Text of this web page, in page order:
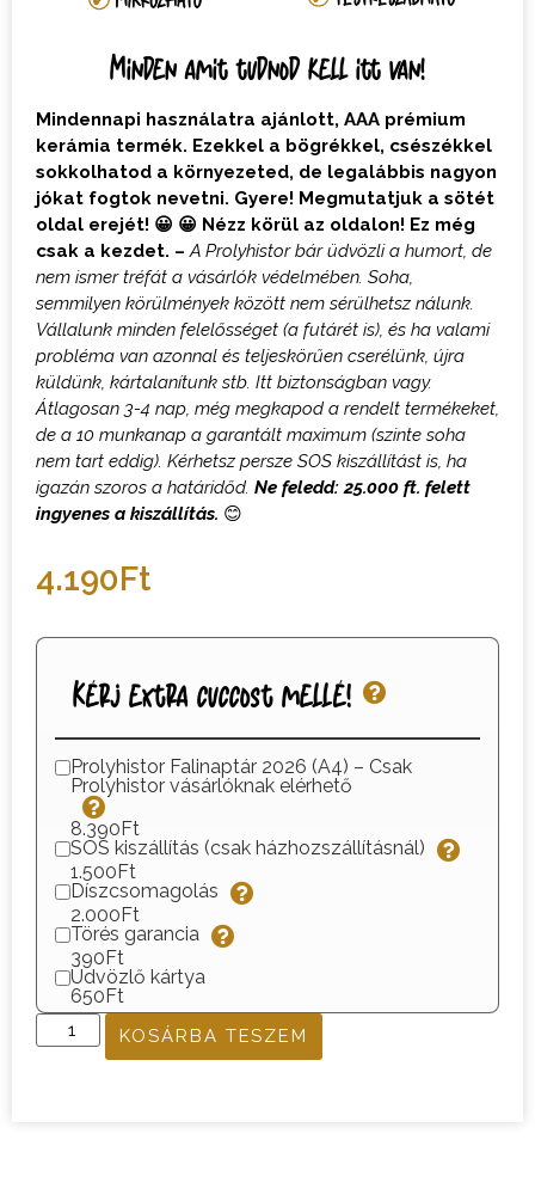
Minden amit tudnod kell itt van!
Mindennapi használatra ajánlott, AAA prémium
kerámia termék. Ezekkel a bögrékkel, csészékkel
sokkolhatod a környezeted, de legalábbis nagyon
jókat fogtok nevetni. Gyere! Megmutatjuk a sötét
oldal erejét! 😀 😀 Nézz körül az oldalon! Ez még
csak a kezdet. –A Prolyhistor bár üdvözli a humort, de
nem ismer tréfát a vásárlók védelmében. Soha,
semmilyen körülmények között nem sérülhetsz nálunk.
Vállalunk minden felelősséget (a futárét is), és ha valami
probléma van azonnal és teljeskörűen cserélünk, újra
küldünk, kártalanítunk stb. Itt biztonságban vagy.
Átlagosan 3-4 nap, még megkapod a rendelt termékeket,
de a 10 munkanap a garantált maximum (szinte soha
nem tart eddig). Kérhetsz persze SOS kiszállítást is, ha
igazán szoros a határidőd. Ne feledd: 25.000 ft. felett
ingyenes a kiszállítás. 😊
4.190Ft
Kérj extra cuccost mellé!
Prolyhistor Falinaptár 2026 (A4) – Csak
Prolyhistor vásárlóknak elérhető
8.390Ft
SOS kiszállítás (csak házhozszállításnál)
1.500Ft
Díszcsomagolás
2.000Ft
Törés garancia
390Ft
Üdvözlő kártya
650Ft
KOSÁRBA TESZEM